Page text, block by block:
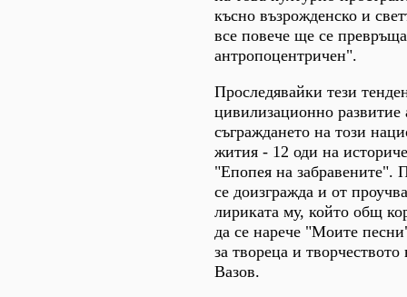
късно възрожденско и
все повече ще се
антропоцентричен".
Проследявайки тези
цивилизационно развитие
съграждането на този
жития - 12 оди на
"Епопея на забравените".
се доизгражда и от
лириката му, който общ
да се нарече "Моите
за твореца и
Вазов.